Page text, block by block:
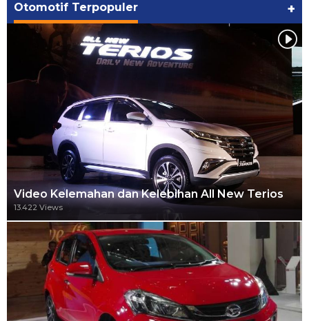
Otomotif Terpopuler +
Video Kelemahan dan Kelebihan All New Terios
13.422 Views